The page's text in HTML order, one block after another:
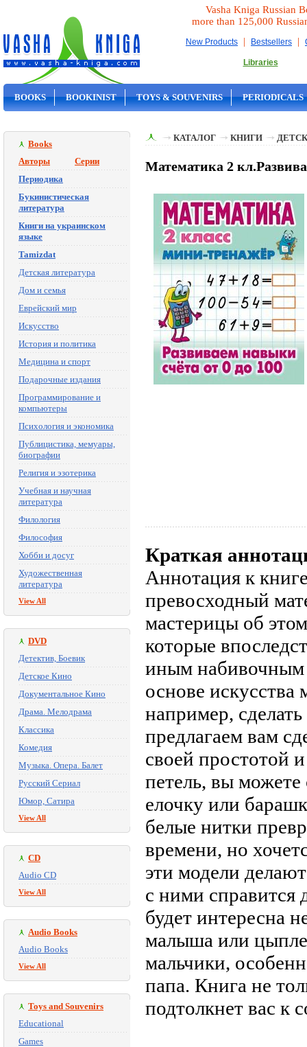
Vasha Kniga Russian
more than 125,000
New Products | Bestsellers |
Libraries
BOOKS BOOKINIST TOYS & SOUVENIRS PERIODICALS
Books
Авторы
Серии
Периодика
Букинистическая
литература
Книги на украинском
языке
Tamizdat
Детская литература
Дом и семья
Еврейский мир
Искусство
История и политика
Медицина и спорт
Подарочные издания
Программирование и
компьютеры
Психология и экономика
Публицистика, мемуары,
биографии
Религия и эзотерика
Учебная и научная
литература
Филология
Философия
Хобби и досуг
Художественная
литература
View All
DVD
Детектив, Боевик
Детское Кино
Документальное Кино
Драма. Мелодрама
Классика
Комедия
Музыка. Опера. Балет
Русский Сериал
Юмор, Сатира
View All
CD
Audio CD
View All
Audio Books
Audio Books
View All
Toys and Souvenirs
Educational
Games
КАТАЛОГ КНИГИ
Математика 2
Краткая
Аннотация к
превосходный
мастерицы об
которые
иным набивочным
основе
например,
предлагаем вам
своей простотой
петель, вы можете
елочку или
белые нитки
времени, но
эти модели
с ними справится
будет интересна
малыша или
мальчики,
папа. Книга не
подтолкнет вас к